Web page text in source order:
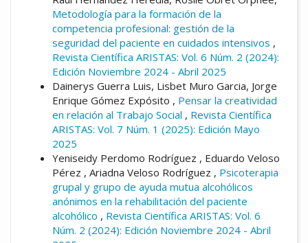
Metodología para la formación de la
competencia profesional: gestión de la
seguridad del paciente en cuidados intensivos ,
Revista Científica ARISTAS: Vol. 6 Núm. 2 (2024):
Edición Noviembre 2024 - Abril 2025
Dainerys Guerra Luis, Lisbet Muro Garcia, Jorge
Enrique Gómez Expósito , Pensar la creatividad
en relación al Trabajo Social , Revista Científica
ARISTAS: Vol. 7 Núm. 1 (2025): Edición Mayo
2025
Yeniseidy Perdomo Rodríguez , Eduardo Veloso
Pérez , Ariadna Veloso Rodríguez , Psicoterapia
grupal y grupo de ayuda mutua alcohólicos
anónimos en la rehabilitación del paciente
alcohólico , Revista Científica ARISTAS: Vol. 6
Núm. 2 (2024): Edición Noviembre 2024 - Abril